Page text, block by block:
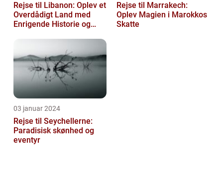
Rejse til Libanon: Oplev et
Overdådigt Land med
Enrigende Historie og
Rejse til Marrakech:
Oplev Magien i Marokkos
Skatte
03 januar 2024
Rejse til Seychellerne:
Paradisisk skønhed og
eventyr